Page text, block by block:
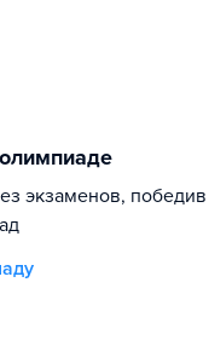
экзаменов, победив